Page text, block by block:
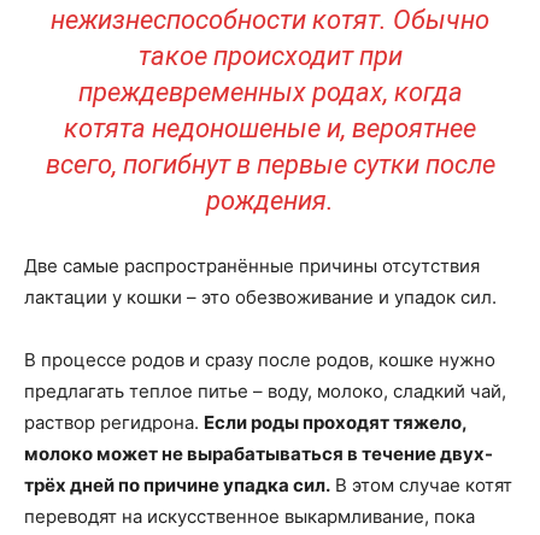
нежизнеспособности котят. Обычно
такое происходит при
преждевременных родах, когда
котята недоношеные и, вероятнее
всего, погибнут в первые сутки после
рождения.
Две самые распространённые причины отсутствия
лактации у кошки – это обезвоживание и упадок сил.
В процессе родов и сразу после родов, кошке нужно
предлагать теплое питье – воду, молоко, сладкий чай,
раствор регидрона. Если роды проходят тяжело,
молоко может не вырабатываться в течение двух-
трёх дней по причине упадка сил. В этом случае котят
переводят на искусственное выкармливание, пока